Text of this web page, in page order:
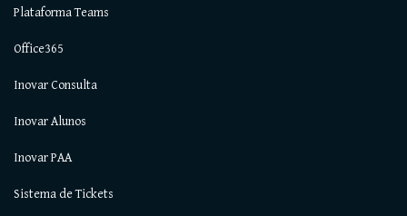
Plataforma Teams
Office365
Inovar Consulta
Inovar Alunos
Inovar PAA
Sistema de Tickets